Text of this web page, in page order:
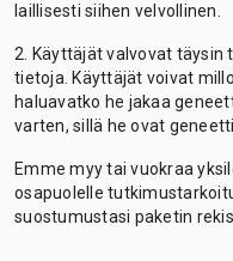
laillisesti siihen velvollinen.
2. Käyttäjät valvovat
tietoja. Käyttäjät voivat
haluavatko he jakaa
varten, sillä he ovat
Emme myy tai vuokraa
osapuolelle
suostumustasi paketin